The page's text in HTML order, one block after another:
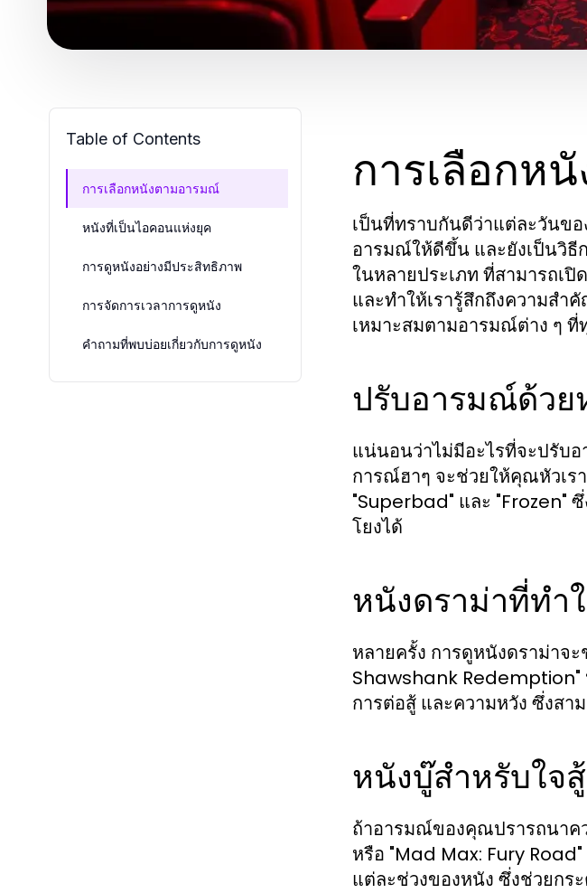
Table of Contents
การเลือกหนังตามอารมณ์
หนังที่เป็นไอคอนแห่งยุค
การดูหนังอย่างมีประสิทธิภาพ
การจัดการเวลาการดูหนัง
คำถามที่พบบ่อยเกี่ยวกับการดูหนัง
การเลือกห
เป็นที่ทราบกันดีว่าแต่ละวันข
อารมณ์ให้ดีขึ้น และยังเป็นวิธี
ในหลายประเภท ที่สามารถเ
และทำให้เรารู้สึกถึงความสำ
เหมาะสมตามอารมณ์ต่าง ๆ ที่
ปรับอารมณ์ด้ว
แน่นอนว่าไม่มีอะไรที่จะปรับ
การณ์ฮาๆ จะช่วยให้คุณหัวเร
"Superbad" และ "Frozen"
โยงได้
หนังดราม่าที่ทำ
หลายครั้ง การดูหนังดราม่าจ
Shawshank Redemption"
การต่อสู้ และความหวัง ซึ่งสา
หนังบู๊สำหรับใจสู้
ถ้าอารมณ์ของคุณปรารถนาค
หรือ "Mad Max: Fury
แต่ละช่วงของหนัง ซึ่งช่วยกร